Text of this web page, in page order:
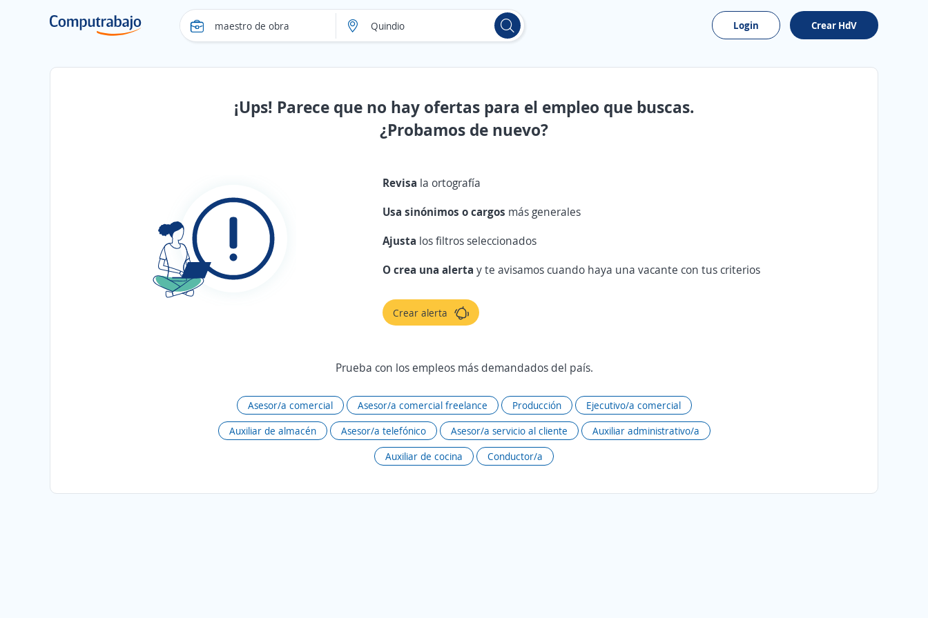
Login Crear HdV
¡Ups! Parece que no hay ofertas para el empleo que buscas.
¿Probamos de nuevo?
Revisa la ortografía
Usa sinónimos o cargos más generales
Ajusta los filtros seleccionados
O crea una alertay te avisamos cuando haya una vacante con tus criterios
Crear alerta
Prueba con los empleos más demandados del país.
Asesor/a comercial Asesor/a comercial freelance Producción
Ejecutivo/a comercial
Auxiliar de almacén
Asesor/a telefónico Asesor/a servicio al cliente
Auxiliar administrativo/a
Auxiliar de cocina
Conductor/a